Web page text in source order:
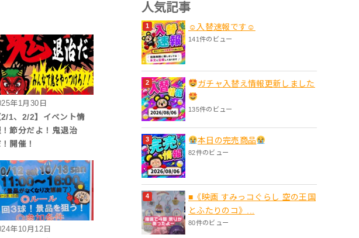
年1月30日
2/1、2/2】イベント情
！節分だよ！鬼退治
開催！
年10月12日
人気記事
☺入替速報です☺
141件のビュー
ガチャ入替え情報更新しました
135件のビュー
本日の完売商品
82件のビュー
■《映画 すみっコぐらし 空の王国
とふたりのコ》...
80件のビュー